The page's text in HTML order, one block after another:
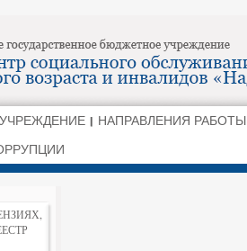
УЧРЕЖДЕНИЕ НАПРАВЛЕНИЯ РАБОТЫ